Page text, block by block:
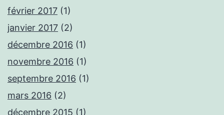
février 2017 (1)
janvier 2017 (2)
décembre 2016 (1)
novembre 2016 (1)
septembre 2016 (1)
mars 2016 (2)
décembre 2015 (1)